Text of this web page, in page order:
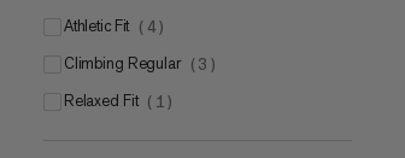
Athletic Fit ( 4 )
Climbing Regular ( 3 )
Relaxed Fit ( 1 )